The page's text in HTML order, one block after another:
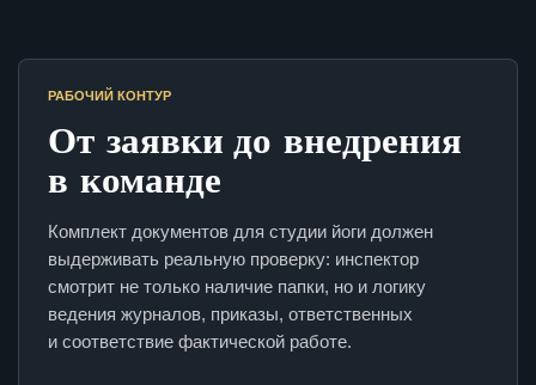
РАБОЧИЙ КОНТУР
От заявки до внедрения
в команде
Комплект документов для студии йоги должен
выдерживать реальную проверку: инспектор
смотрит не только наличие папки, но и логику
ведения журналов, приказы, ответственных
и соответствие фактической работе.